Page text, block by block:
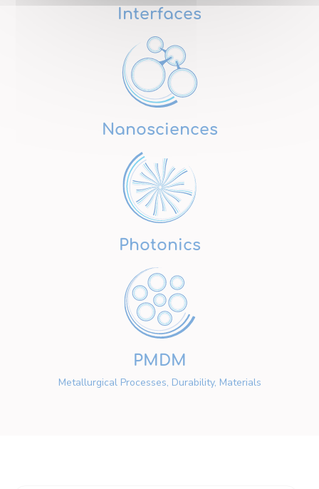
Interfaces
Nanosciences
Photonics
PMDM
Metallurgical Processes, Durability, Materials